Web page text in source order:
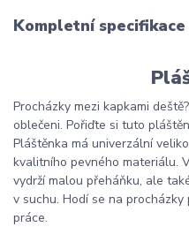
Kompletní specifikace
Procházky mezi kapkami
oblečeni. Pořiďte si tuto
Pláštěnka má univerzální
kvalitního pevného materiálu.
vydrží malou přeháňku, ale
v suchu. Hodí se na
práce.